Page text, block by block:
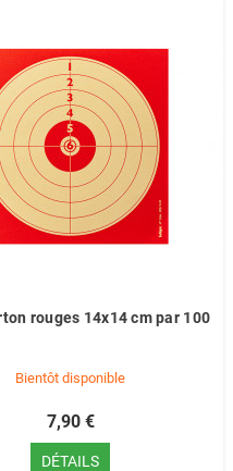
rouges 14x14 cm par 100
Bientôt disponible
7,90 €
DÉTAILS